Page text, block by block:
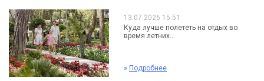
13.07.2026 15:51
Куда лучше полететь на отдых во
время летних...
» Подробнее